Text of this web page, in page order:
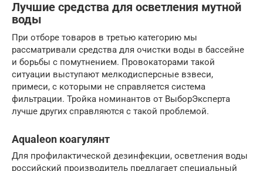
Лучшие средства для осветления мутной
воды
При отборе товаров в третью категорию мы
рассматривали средства для очистки воды в бассейне
и борьбы с помутнением. Провокаторами такой
ситуации выступают мелкодисперсные взвеси,
примеси, с которыми не справляется система
фильтрации. Тройка номинантов от ВыборЭксперта
лучше других справляются с такой проблемой.
Aqualeon коагулянт
Для профилактической дезинфекции, осветления воды
российский производитель предлагает специальный